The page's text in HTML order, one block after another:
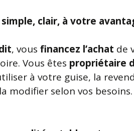
clair, à votre
, vous financez l’achat de
Vous êtes propriétaire
à votre guise, la
modifier selon vos